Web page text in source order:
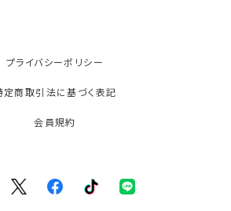
プライバシーポリシー
定商取引法に基づく表記
会員規約